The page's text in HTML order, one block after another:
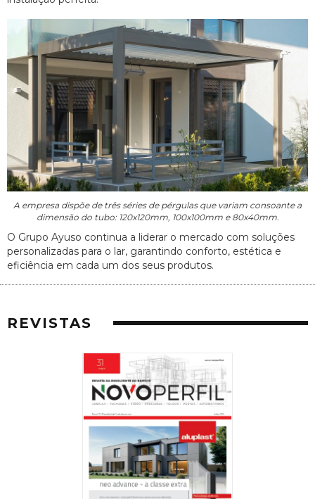
A empresa dispõe de três séries de pérgulas que variam consoante a
dimensão do tubo: 120x120mm, 100x100mm e 80x40mm.
O Grupo Ayuso continua a liderar o mercado com soluções
personalizadas para o lar, garantindo conforto, estética e
eficiência em cada um dos seus produtos.
REVISTAS